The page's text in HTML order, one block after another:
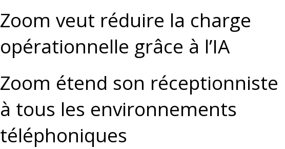
Zoom veut réduire la charge
opérationnelle grâce à l’IA
Zoom étend son réceptionniste
à tous les environnements
téléphoniques